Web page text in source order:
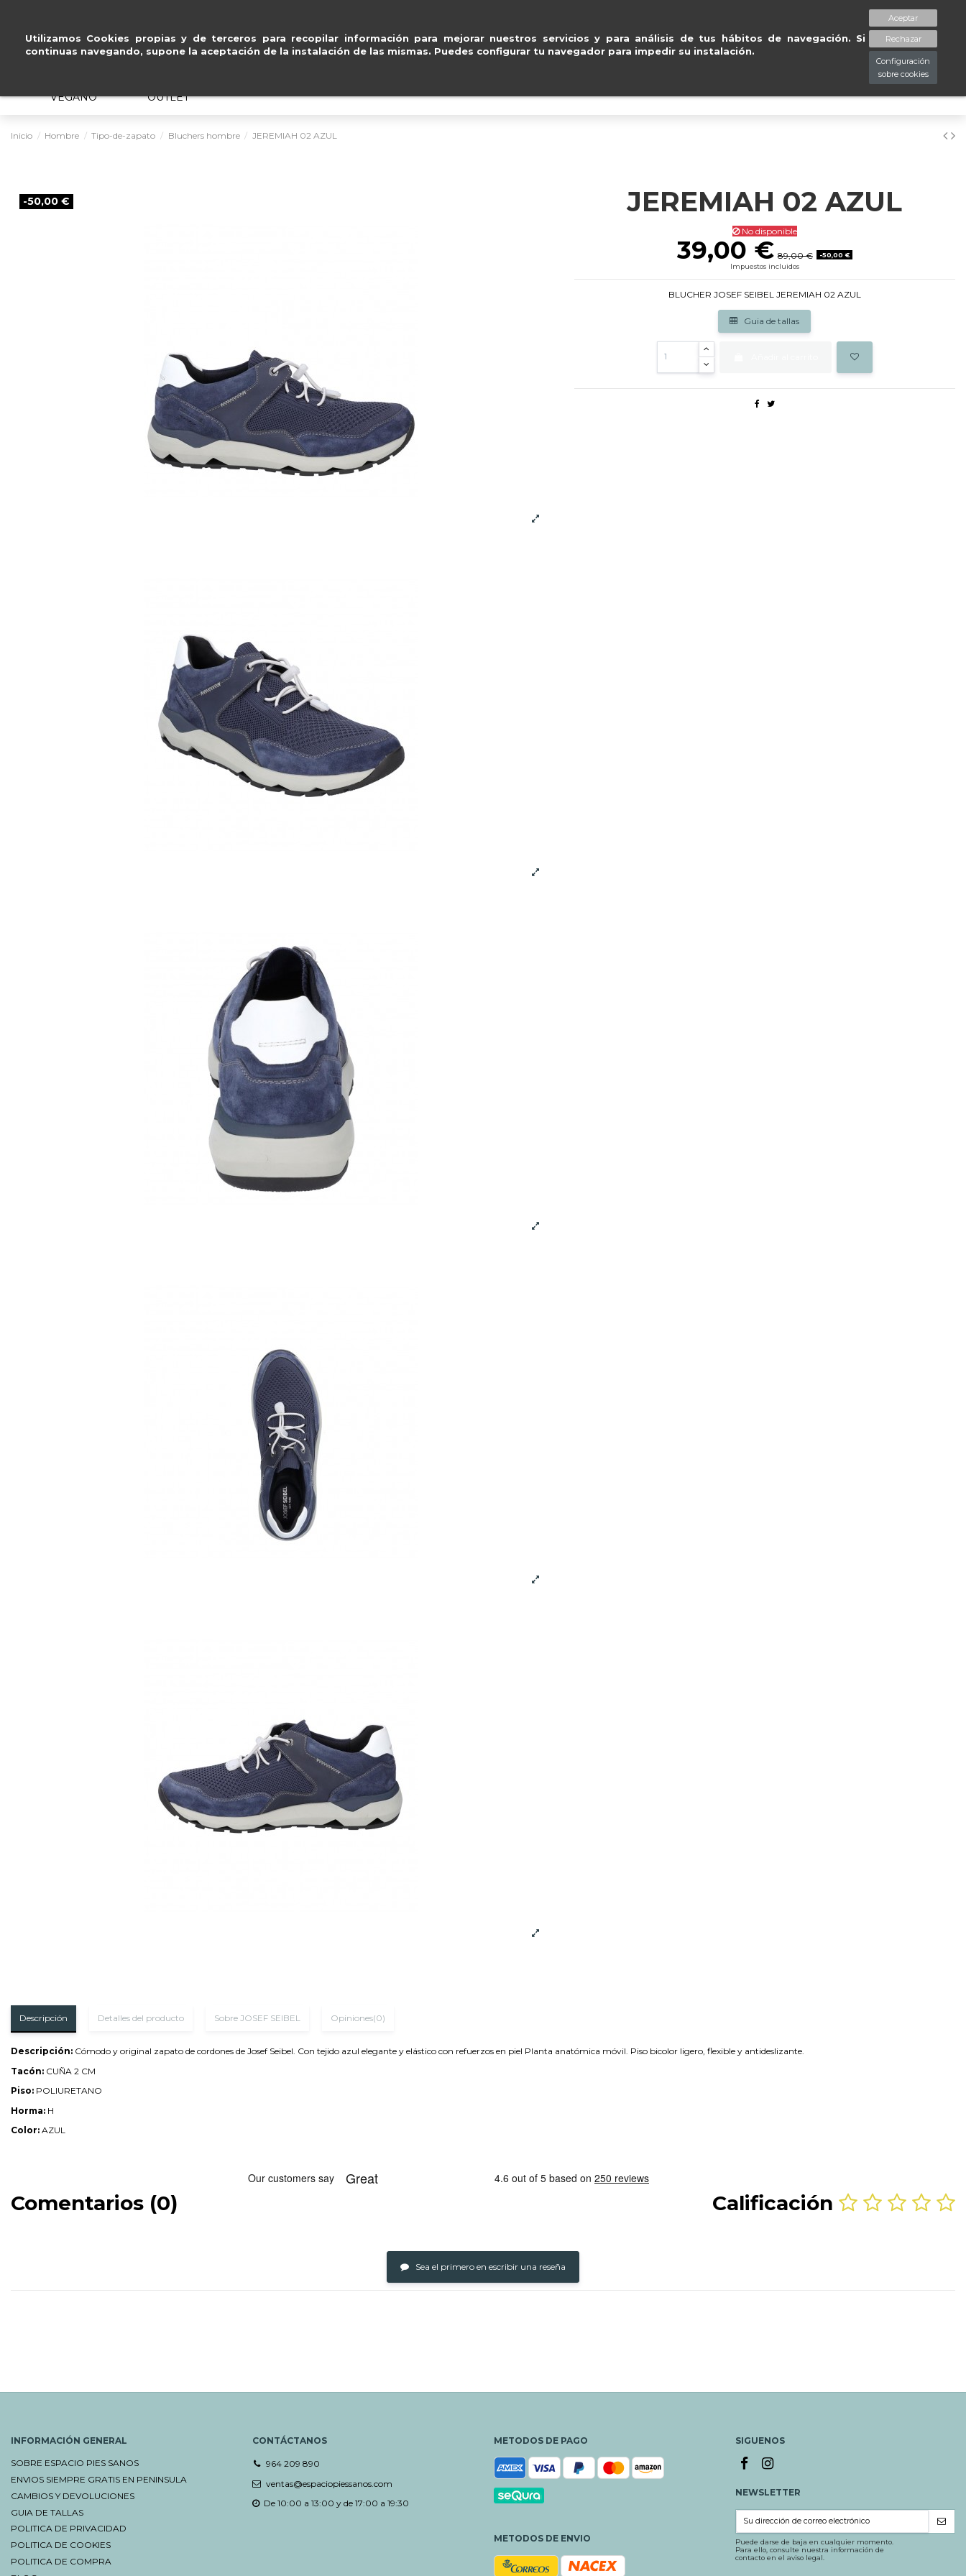
Utilizamos Cookies propias y de terceros para recopilar información para mejorar nuestros servicios y para análisis de tus hábitos de navegación. Si
continuas navegando, supone la aceptación de la instalación de las mismas. Puedes configurar tu navegador para impedir su instalación.
Aceptar
Rechazar
Configuración
sobre cookies
Lista de deseos (
VEGANO OUTLET
Inicio Hombre Tipo-de-zapato Bluchers hombre JEREMIAH 02 AZUL
-50,00 € JEREMIAH 02 AZUL
No disponible
39,00 € 89,00 €
-50,00 €
Impuestos incluidos
BLUCHER JOSEF SEIBEL JEREMIAH 02 AZUL
Guia de tallas
Descripción Detalles del producto Sobre JOSEF SEIBEL Opiniones(0)
Descripción: Cómodo y original zapato de cordones de Josef Seibel. Con tejido azul elegante y elástico con refuerzos en piel Planta anatómica móvil. Piso bicolor ligero, flexible y antideslizante.
Tacón: CUÑA 2 CM
Piso: POLIURETANO
Horma: H
Color: AZUL
Calificación
Comentarios (0)
Sea el primero en escribir una reseña
INFORMACIÓN GENERAL
SOBRE ESPACIO PIES SANOS
ENVIOS SIEMPRE GRATIS EN PENINSULA
CAMBIOS Y DEVOLUCIONES
GUIA DE TALLAS
POLITICA DE PRIVACIDAD
POLITICA DE COOKIES
POLITICA DE COMPRA
CONTÁCTANOS
964 209 890
ventas@espaciopiessanos.com
De 10:00 a 13:00 y de 17:00 a 19:30
METODOS DE PAGO
METODOS DE ENVIO
SIGUENOS
NEWSLETTER
Puede darse de baja en cualquier momento.
Para ello, consulte nuestra información de
contacto en el aviso legal.